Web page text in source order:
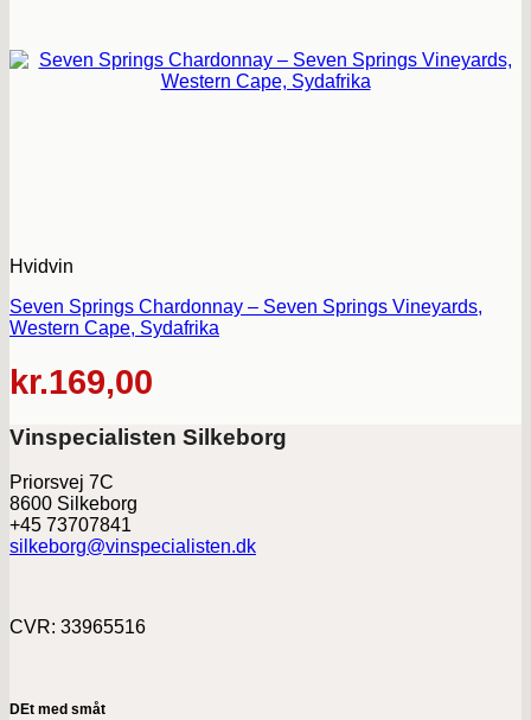
Hvidvin
Seven Springs Chardonnay – Seven Springs Vineyards,
Western Cape, Sydafrika
kr.169,00
Vinspecialisten Silkeborg
Priorsvej 7C
8600 Silkeborg
+45 73707841
silkeborg@vinspecialisten.dk
CVR: 33965516
DEt med småt